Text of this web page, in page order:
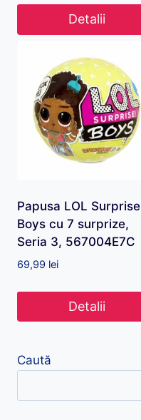
Detalii
Papusa LOL Surprise
Boys cu 7 surprize,
Seria 3, 567004E7C
69,99 lei
Detalii
Caută